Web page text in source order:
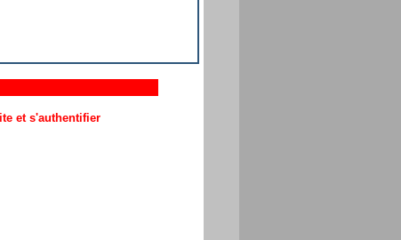
et s'authentifier